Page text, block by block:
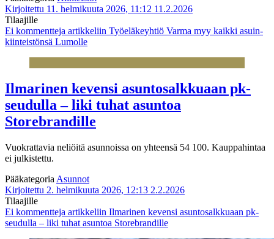
Kirjoitettu 11. helmikuuta 2026, 11:12 11.2.2026
Tilaajille
Ei kommentteja artikkeliin Työeläke­yhtiö Varma myy kaikki asuin­
kiinteistönsä Lumolle
Ilmarinen kevensi asuntosalkkuaan pk-
seudulla – liki tuhat asuntoa
Storebrandille
Vuokrattavia neliöitä asunnoissa on yhteensä 54 100. Kauppahintaa
ei julkistettu.
Pääkategoria Asunnot
Kirjoitettu 2. helmikuuta 2026, 12:13 2.2.2026
Tilaajille
Ei kommentteja artikkeliin Ilmarinen kevensi asuntosalkkuaan pk-
seudulla – liki tuhat asuntoa Storebrandille